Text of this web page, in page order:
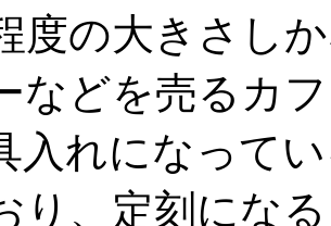
度の大きさし
などを売るカ
入れになって
り、定刻にな